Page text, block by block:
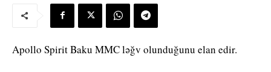
Apollo Spirit Baku MMC ləğv olunduğunu elan edir.